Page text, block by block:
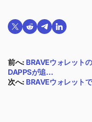
Twitterで共有する
Reddit で共有
Telegramで共
LinkedIn
前へ: BRAVEウォレット
DAPPSが追…
次へ: BRAVEウォレット